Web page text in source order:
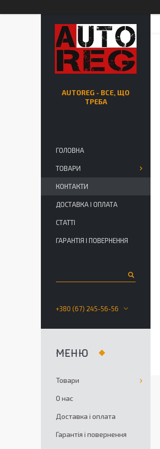
AUTOREG - ВСЕ, ЩО
ТРЕБА
ГОЛОВНА
ТОВАРИ
КОНТАКТИ
ДОСТАВКА І ОПЛАТА
СТАТТІ
ГАРАНТІЯ І ПОВЕРНЕННЯ
+380 (67) 245-56-56
Товари
О нас
Доставка і оплата
Гарантія і повернення